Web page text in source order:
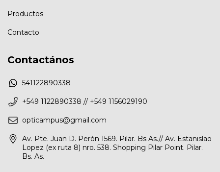
Productos
Contacto
Contactános
541122890338
+549 1122890338 // +549 1156029190
opticampus@gmail.com
Av. Pte. Juan D. Perón 1569. Pilar. Bs As.// Av. Estanislao
Lopez (ex ruta 8) nro. 538. Shopping Pilar Point. Pilar.
Bs. As.